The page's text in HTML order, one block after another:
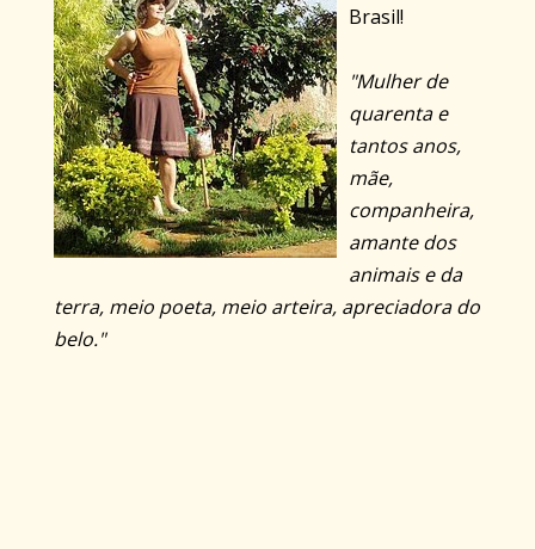
Brasil!
"Mulher de
quarenta e
tantos anos,
mãe,
companheira,
amante dos
animais e da
terra, meio poeta, meio arteira, apreciadora do
belo."